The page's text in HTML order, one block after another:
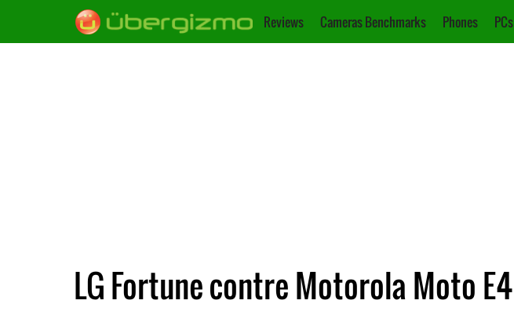
Reviews Cameras Benchmarks Phones PCs
LG Fortune contre Motorola Moto E4